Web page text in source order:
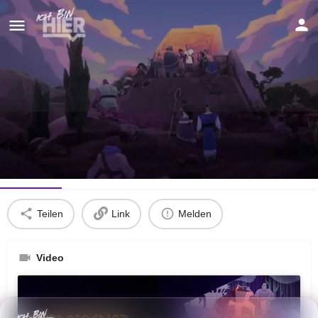
Wie im Himmel, so auf Erden
Teilen Link Melden
Video